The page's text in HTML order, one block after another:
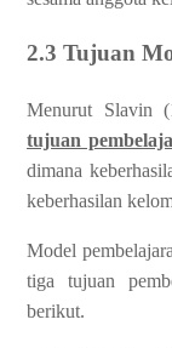
2.3 Tujuan
Menurut Slavin
tujuan
dimana
keberhasilan
Model
tiga tujuan
berikut.